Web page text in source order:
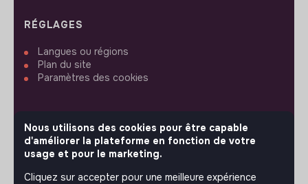
RÉGLAGES
Langues ou régions
Plan du site
Paramètres des cookies
SUIVEZ-NOUS
Nous utilisons des cookies pour être capable
d'améliorer la plateforme en fonction de votre
usage et pour le marketing.
Cliquez sur accepter pour une meilleure expérience